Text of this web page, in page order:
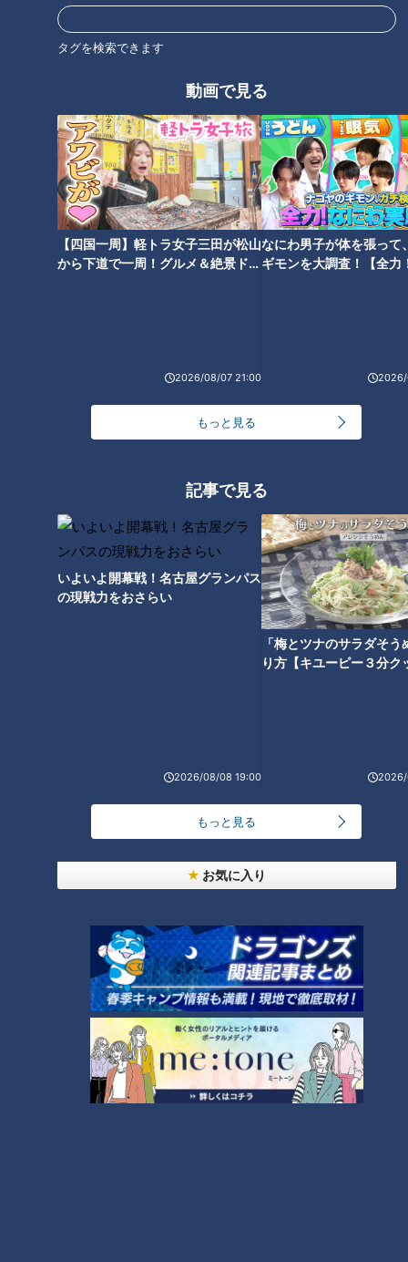
タグを検索できます
動画で見る
【四国一周】軽トラ女子三田が松山
から下道で一周！グルメ＆絶景ドラ
2026/08/07 21:00
なにわ男子が体を張って
ギモンを大調査！【全力
2026/
もっと見る
記事で見る
いよいよ開幕戦！名古屋グランパス
の現戦力をおさらい
2026/08/08 19:00
「梅とツナのサラダそう
り方【キユーピー３分ク
2026/
もっと見る
お気に入り
5 フライパンに油大さじ1/2を熱して4を入れて炒める。塩、
七味唐辛子をふって味をととのえる。
6 器に3を盛り、5を添える。
CBCテレビ「キユーピー３分クッキング」 2025年4月24日 放
この記事の画像を見る
本愛（スジナシ）
「たこ焼き 紅しょうがタルタル
立浪監督も納得！レジェンド解
『悪い女』鶴田真由（スジナ
しょうが炒め」の作り方【キユ
ーピー３分クッキング】
タグ
番組紹介
キユーピー３分クッキング
レシピ紹介
CBCテレビ制作「キユーピー３分クッキング」の公式サイト。番組
で放送したレシピ、作り方を動画でもご紹介！